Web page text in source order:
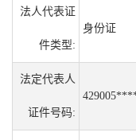
法人代表证
件类型:
身份证
法定代表人
证件号码: